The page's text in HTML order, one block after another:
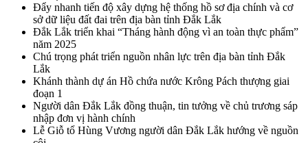
Đẩy nhanh tiến độ xây dựng hệ thống hồ sơ địa chính và cơ
sở dữ liệu đất đai trên địa bàn tỉnh Đắk Lắk
Đắk Lắk triển khai “Tháng hành động vì an toàn thực phẩm”
năm 2025
Chú trọng phát triển nguồn nhân lực trên địa bàn tỉnh Đắk
Lắk
Khánh thành dự án Hồ chứa nước Krông Pách thượng giai
đoạn 1
Người dân Đắk Lắk đồng thuận, tin tưởng về chủ trương sáp
nhập đơn vị hành chính
Lễ Giỗ tổ Hùng Vương người dân Đắk Lắk hướng về nguồn